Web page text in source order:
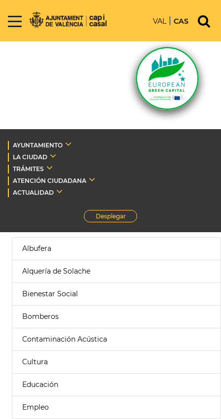
VAL CAS
AYUNTAMIENTO
LA CIUDAD
TRÁMITES
ATENCIÓN CIUDADANA
ACTUALIDAD
Desplegar
Albufera
Alquería de Solache
Bienestar Social
Bomberos
Contaminación Acústica
Cultura
Educación
Empleo